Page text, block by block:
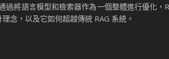
將語言模型和檢索器作為一個整體進行優化，
念，以及它如何超越傳統 RAG 系統。